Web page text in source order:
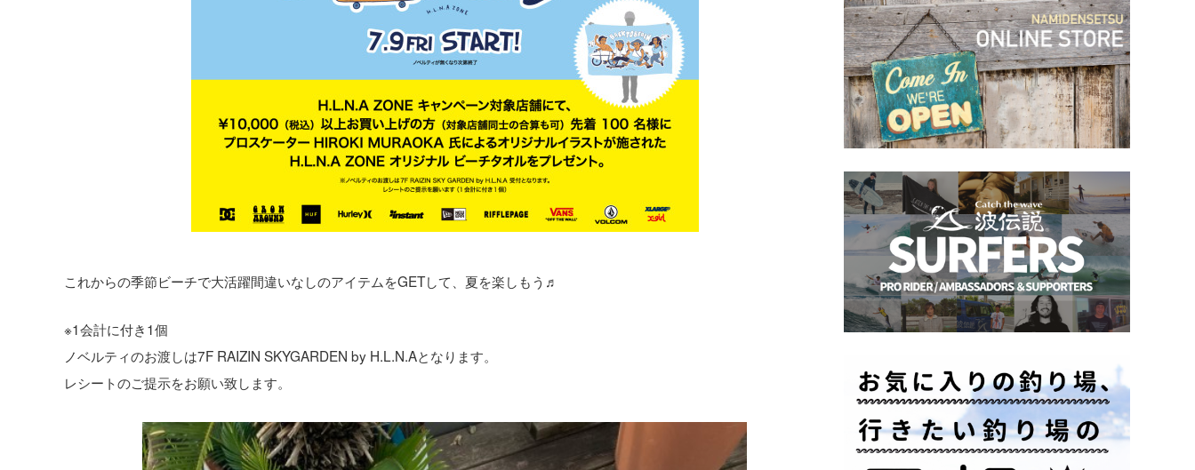
これからの季節ビーチで大活躍間違いなしのアイテムをGETして、夏を楽しもう♬
※1会計に付き1個
ノベルティのお渡しは7F RAIZIN SKYGARDEN by H.L.N.Aとなります。
レシートのご提示をお願い致します。